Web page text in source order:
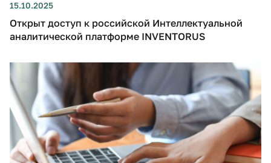
15.10.2025
Открыт доступ к российской Интеллектуальной
аналитической платформе INVENTORUS